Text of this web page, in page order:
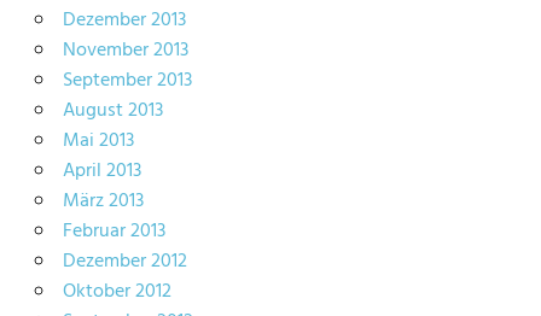
Dezember 2013
November 2013
September 2013
August 2013
Mai 2013
April 2013
März 2013
Februar 2013
Dezember 2012
Oktober 2012